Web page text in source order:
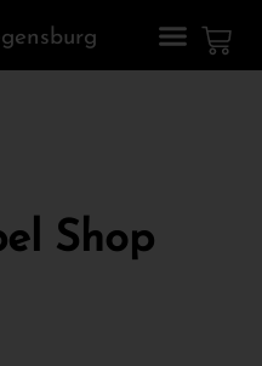
Shop